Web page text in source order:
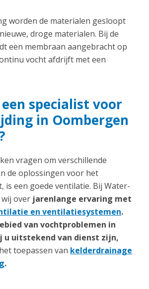
worden de materialen gesloopt
droge materialen. Bij de
een membraan aangebracht op
vocht afdrijft met een
specialist voor
in Oombergen
vragen om verschillende
de oplossingen voor het
is een goede ventilatie. Bij Water-
over jarenlange ervaring met
en ventilatiesystemen.
van vochtproblemen in
u uitstekend van dienst zijn,
toepassen van kelderdrainage
.